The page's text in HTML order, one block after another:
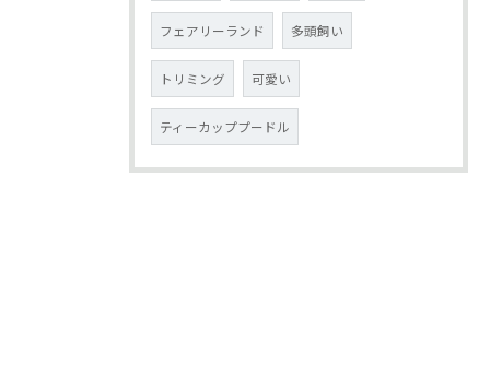
フェアリーランド 多頭飼い
トリミング 可愛い
ティーカッププードル